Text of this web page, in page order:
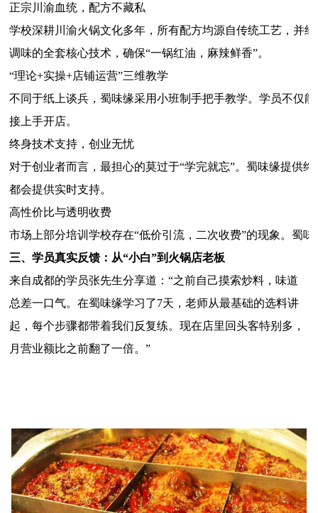
正宗川渝血统，配方不藏私
学校深耕川渝火锅文化多年，所有配方均源自传统工艺，并
调味的全套核心技术，确保“一锅红油，麻辣鲜香”。
“理论+实操+店铺运营”三维教学
不同于纸上谈兵，蜀味缘采用小班制手把手教学。学员不仅
接上手开店。
终身技术支持，创业无忧
对于创业者而言，最担心的莫过于“学完就忘”。蜀味缘提供
都会提供实时支持。
高性价比与透明收费
市场上部分培训学校存在“低价引流，二次收费”的现象。蜀
三、学员真实反馈：从“小白”到火锅店老板
来自成都的学员张先生分享道：“之前自己摸索炒料，味道
总差一口气。在蜀味缘学习了7天，老师从最基础的选料讲
起，每个步骤都带着我们反复练。现在店里回头客特别多，
月营业额比之前翻了一倍。”